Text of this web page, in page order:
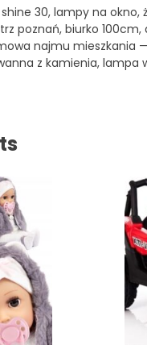
30, lampy na okno,
poznań, biurko
najmu mieszkania
z kamienia, lampa